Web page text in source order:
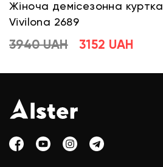
Жіноча демісезонна куртка
Vivilona 2689
3940 UAH 3152 UAH